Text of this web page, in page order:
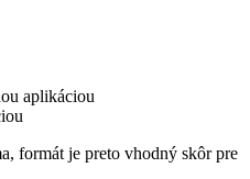
aplikáciou
formát je preto vhodný skôr pre